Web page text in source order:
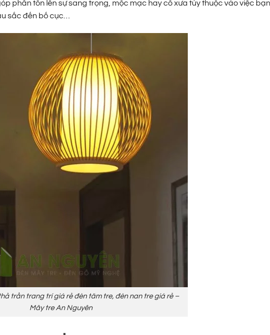
phần tôn lên sự sang trọng, mộc mạc hay cổ xưa tùy thuộc vào việc bạn
sắc đến bố cục…
trần trang trí giá rẻ đèn tăm tre, đèn nan tre giá rẻ –
Mây tre An Nguyên